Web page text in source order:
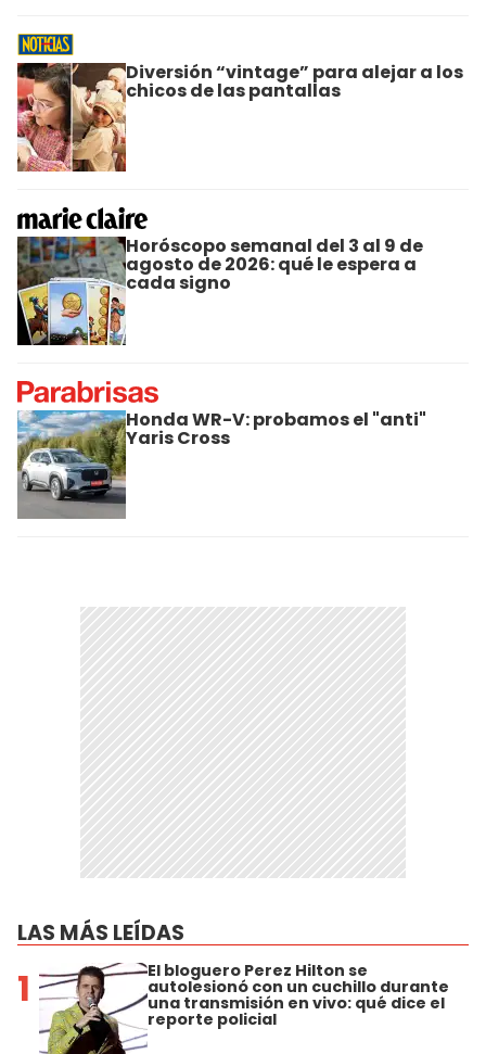
Diversión “vintage” para alejar a los
chicos de las pantallas
Horóscopo semanal del 3 al 9 de
agosto de 2026: qué le espera a
cada signo
Honda WR-V: probamos el "anti"
Yaris Cross
LAS MÁS LEÍDAS
1 El bloguero Perez Hilton se
autolesionó con un cuchillo durante
una transmisión en vivo: qué dice el
reporte policial